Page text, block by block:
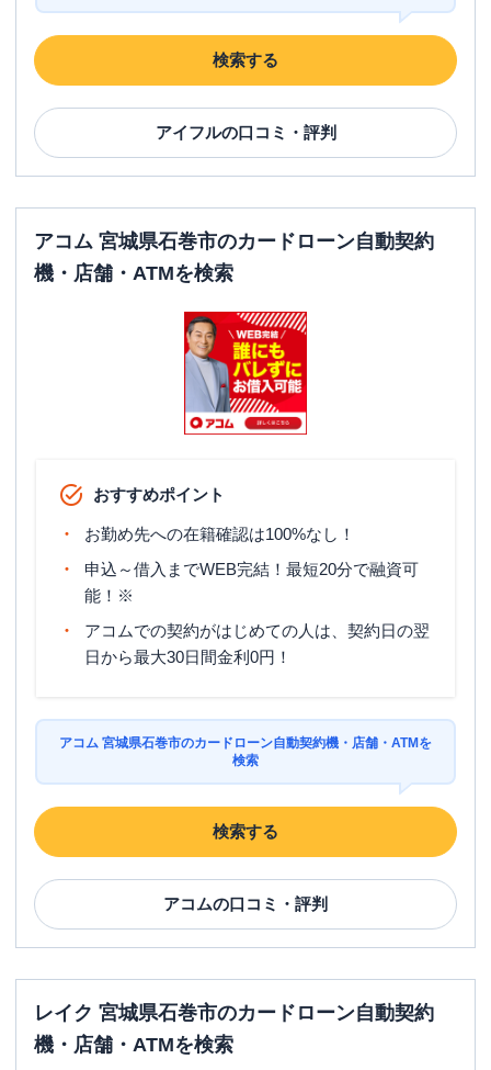
検索する
アイフルの口コミ・評判
アコム 宮城県石巻市のカードローン自動契約
機・店舗・ATMを検索
おすすめポイント
お勤め先への在籍確認は100%なし！
申込～借入までWEB完結！最短20分で融資可
能！※
アコムでの契約がはじめての人は、契約日の翌
日から最大30日間金利0円！
アコム 宮城県石巻市のカードローン自動契約機・店舗・ATMを
検索
検索する
アコムの口コミ・評判
レイク 宮城県石巻市のカードローン自動契約
機・店舗・ATMを検索